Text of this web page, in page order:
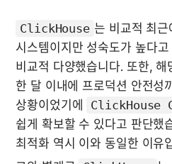
ClickHouse 는 비교적 최근
시스템이지만 성숙도가 높다
비교적 다양했습니다. 또한,
한 달 이내에 프로덕션 안전성
상황이었기에
ClickHouse
쉽게 확보할 수 있다고 판단했
최적화 역시 이와 동일한 이유